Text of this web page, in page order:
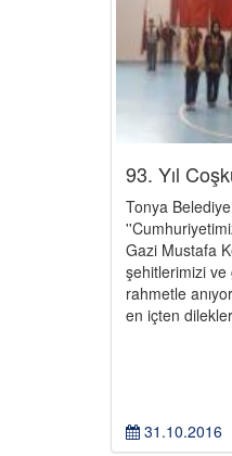
93. Yıl
Tonya
Gazi Mustafa
şehitlerimizi ve
rahmetle
en içten
31.10.2016